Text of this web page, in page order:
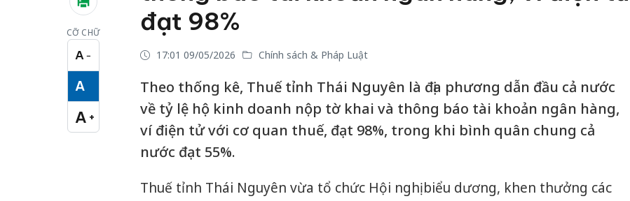
CỠ CHỮ
A −
Cỡ chữ nhỏ
A
Cỡ chữ vừa
A +
Cỡ chữ lớn
đạt 98%
17:01 09/05/2026 Chính sách & Pháp Luật
Theo thống kê, Thuế tỉnh Thái Nguyên là địa phương dẫn đầu cả nước
về tỷ lệ hộ kinh doanh nộp tờ khai và thông báo tài khoản ngân hàng,
ví điện tử với cơ quan thuế, đạt 98%, trong khi bình quân chung cả
nước đạt 55%.
Thuế tỉnh Thái Nguyên vừa tổ chức Hội nghị biểu dương, khen thưởng các